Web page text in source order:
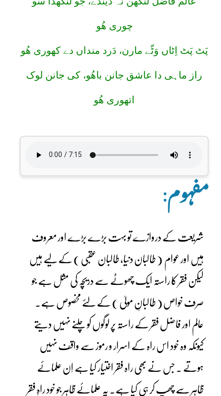
چوری ھُو
پَٹ پَٹ اِٹاں وَٹّے مارن، دَرد منداں دے کھوری ھُو
راز ماہی دا عاشق جانن باھُو، کی جانن لوک
اتھوری ھُو
مفہوم:
شریعت کے دروازے تو بہت بڑے بڑے اور معروف
ہیں اور عوام ( طالبان دنیا، طالبان عقبی ) کے لیے ہیں
لیکن فقر کا راستہ ایک چھوٹے سے دریچہ کی مثل ہے جو
صرف خواص ( طالبانِ مولیٰ ) کے لئے مخصوص ہے۔
عالم اور فاضل فقر کے راستہ پر لوگوں کو چلنے نہیں دیتے
کیونکہ وہ خود اس راہ کے اسرار و رموز سے واقف نہیں
ہوتے ۔ جس نے بھی راہ فقر اختیار کیا ہے اِن علمائے
ظاہر سے چھپ کر ہی کیا ہے۔ یہ علمائے ظاہر جو خود راہِ فقر